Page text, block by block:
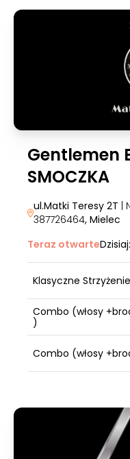
Gentlemen
SMOCZKA
ul.Matki Teresy 2T |
387726464, Mielec
Teraz otwarteDzisiaj:
Klasyczne
Combo (włosy
)
Combo (włosy